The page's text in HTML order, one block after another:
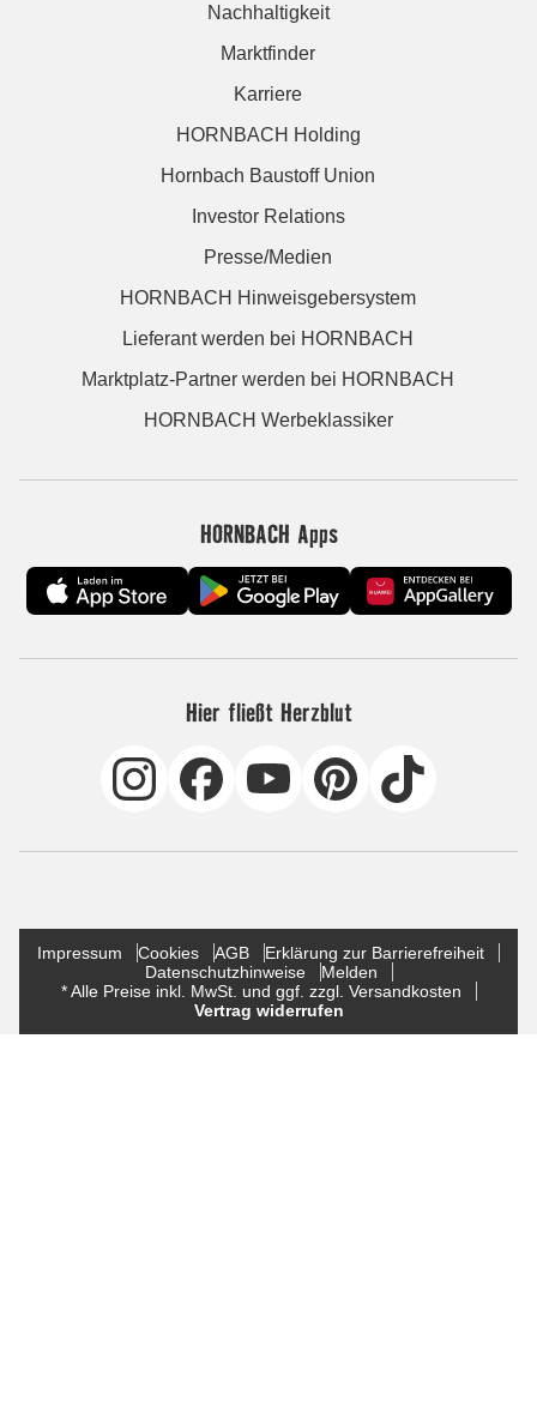
Nachhaltigkeit
Marktfinder
Karriere
HORNBACH Holding
Hornbach Baustoff Union
Investor Relations
Presse/Medien
HORNBACH Hinweisgebersystem
Lieferant werden bei HORNBACH
Marktplatz-Partner werden bei HORNBACH
HORNBACH Werbeklassiker
HORNBACH Apps
Hier fließt Herzblut
Impressum Cookies AGB
Erklärung zur Barrierefreiheit
Datenschutzhinweise
Melden
* Alle Preise inkl. MwSt. und ggf. zzgl. Versandkosten
Vertrag widerrufen